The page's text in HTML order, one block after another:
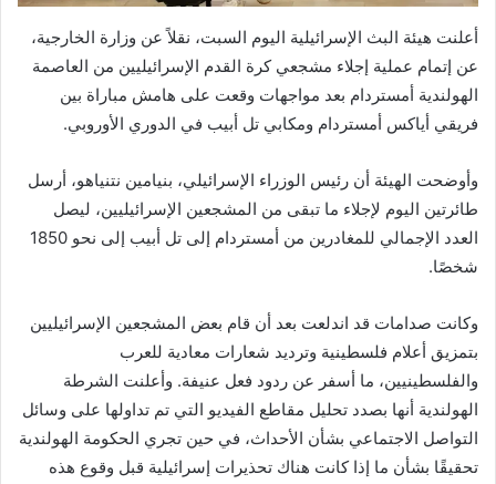
أعلنت هيئة البث الإسرائيلية اليوم السبت، نقلاً عن وزارة الخارجية،
عن إتمام عملية إجلاء مشجعي كرة القدم الإسرائيليين من العاصمة
الهولندية أمستردام بعد مواجهات وقعت على هامش مباراة بين
فريقي أياكس أمستردام ومكابي تل أبيب في الدوري الأوروبي.
وأوضحت الهيئة أن رئيس الوزراء الإسرائيلي، بنيامين نتنياهو، أرسل
طائرتين اليوم لإجلاء ما تبقى من المشجعين الإسرائيليين، ليصل
العدد الإجمالي للمغادرين من أمستردام إلى تل أبيب إلى نحو 1850
شخصًا.
وكانت صدامات قد اندلعت بعد أن قام بعض المشجعين الإسرائيليين
بتمزيق أعلام فلسطينية وترديد شعارات معادية للعرب
والفلسطينيين، ما أسفر عن ردود فعل عنيفة. وأعلنت الشرطة
الهولندية أنها بصدد تحليل مقاطع الفيديو التي تم تداولها على وسائل
التواصل الاجتماعي بشأن الأحداث، في حين تجري الحكومة الهولندية
تحقيقًا بشأن ما إذا كانت هناك تحذيرات إسرائيلية قبل وقوع هذه